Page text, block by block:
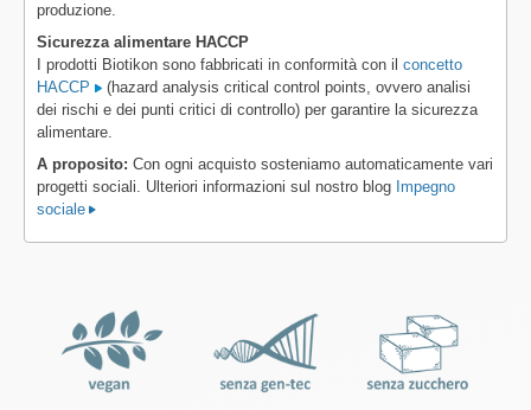
produzione.
Sicurezza alimentare HACCP
I prodotti Biotikon sono fabbricati in conformità con il concetto
HACCP
(hazard analysis critical control points, ovvero analisi
dei rischi e dei punti critici di controllo) per garantire la sicurezza
alimentare.
A proposito: Con ogni acquisto sosteniamo automaticamente vari
progetti sociali. Ulteriori informazioni sul nostro blog Impegno
sociale